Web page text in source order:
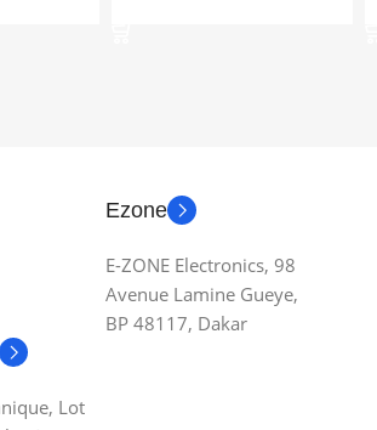
Ezone
E-ZONE Electronics, 98
Avenue Lamine Gueye,
BP 48117, Dakar
Lot